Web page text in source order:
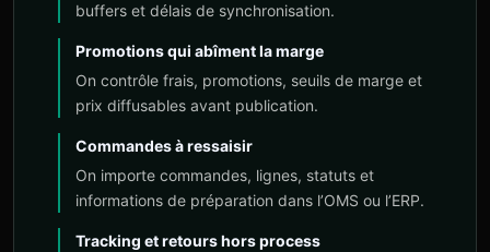
buffers et délais de synchronisation.
Promotions qui abîment la marge
On contrôle frais, promotions, seuils de marge et
prix diffusables avant publication.
Commandes à ressaisir
On importe commandes, lignes, statuts et
informations de préparation dans l’OMS ou l’ERP.
Tracking et retours hors process